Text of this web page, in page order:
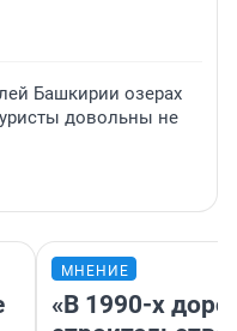
Башкирии озерах
довольны не
МНЕНИЕ
«В 1990-х